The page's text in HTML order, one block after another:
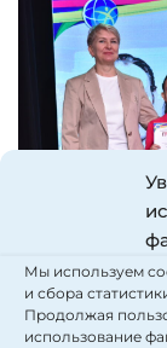
Мы используем
и сбора
Продолжая
использование